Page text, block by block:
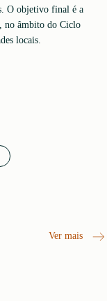
O objetivo final é a
no âmbito do Ciclo
locais.
Ver mais